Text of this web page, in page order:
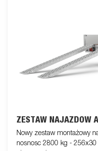
ZESTAW NAJAZDÓW
Nowy zestaw montażowy
nosnosc 2800 kg -